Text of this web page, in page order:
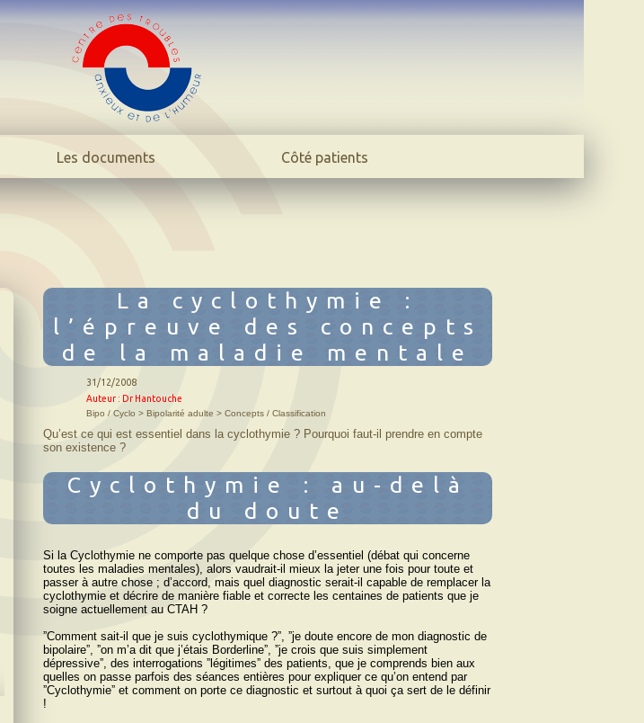
Les documents
Cas cliniques
Témoignages
Rechercher
Côté patients
La cyclothymie :
l’épreuve des concepts
de la maladie mentale
31/12/2008
Auteur : Dr Hantouche
Bipo / Cyclo > Bipolarité adulte > Concepts / Classification
Qu’est ce qui est essentiel dans la cyclothymie ? Pourquoi faut-il prendre en compte
son existence ?
Cyclothymie : au-delà
du doute
Si la Cyclothymie ne comporte pas quelque chose d’essentiel (débat qui concerne
toutes les maladies mentales), alors vaudrait-il mieux la jeter une fois pour toute et
passer à autre chose ; d’accord, mais quel diagnostic serait-il capable de remplacer la
cyclothymie et décrire de manière fiable et correcte les centaines de patients que je
soigne actuellement au CTAH ?
ˮComment sait-il que je suis cyclothymique ?ˮ, ˮje doute encore de mon diagnostic de
bipolaireˮ, ˮon m’a dit que j’étais Borderlineˮ, ˮje crois que suis simplement
dépressiveˮ, des interrogations ˮlégitimesˮ des patients, que je comprends bien aux
quelles on passe parfois des séances entières pour expliquer ce qu’on entend par
ˮCyclothymieˮ et comment on porte ce diagnostic et surtout à quoi ça sert de le définir
!